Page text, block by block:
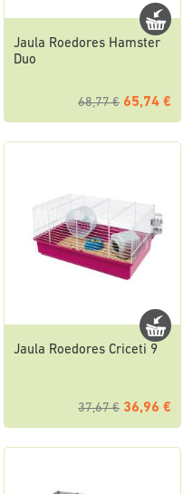
Jaula Roedores Hamster
Duo
68,77 € 65,74 €
Jaula Roedores Criceti 9
37,67 € 36,96 €